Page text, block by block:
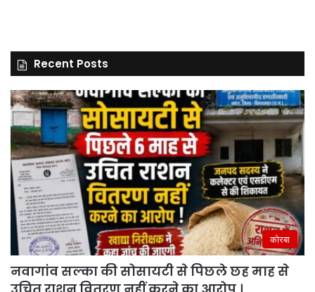
Recent Posts
कोरबा
नवागांव सल्का की सोसायटी से पिछले छह माह से